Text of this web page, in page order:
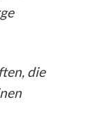
die